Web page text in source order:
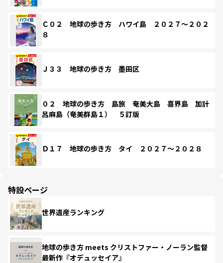
Ｃ０２ 地球の歩き方 ハワイ島 ２０２７～２０２
８
Ｊ３３ 地球の歩き方 墨田区
０２ 地球の歩き方 島旅 奄美大島 喜界島 加計
呂麻島（奄美群島１） ５訂版
Ｄ１７ 地球の歩き方 タイ ２０２７～２０２８
特設ページ
世界遺産ランキング
地球の歩き方 meets クリストファー・ノーラン監督
最新作『オデュッセイア』